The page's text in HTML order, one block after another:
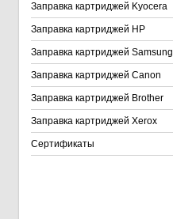
Заправка картриджей Kyocera
Заправка картриджей HP
Заправка картриджей Samsung
Заправка картриджей Canon
Заправка картриджей Brother
Заправка картриджей Xerox
Сертификаты